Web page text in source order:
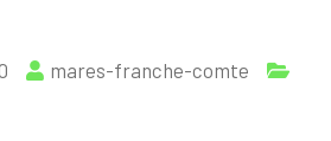
mares-franche-comte